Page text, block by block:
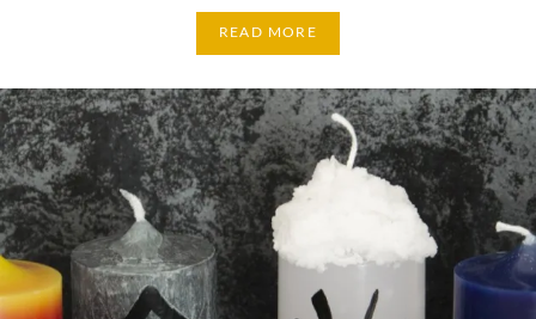
READ MORE